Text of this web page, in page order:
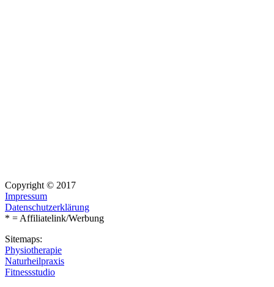
Copyright © 2017
Impressum
Datenschutzerklärung
* = Affiliatelink/Werbung
Sitemaps:
Physiotherapie
Naturheilpraxis
Fitnessstudio